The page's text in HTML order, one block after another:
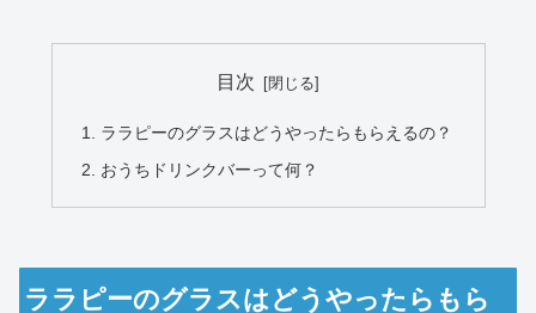
目次
ララピーのグラスはどうやったらもらえるの？
おうちドリンクバーって何？
ララピーのグラスはどうやったらもら